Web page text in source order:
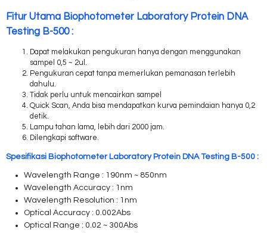
Fitur Utama Biophotometer Laboratory Protein DNA
Testing B-500 :
Dapat melakukan pengukuran hanya dengan menggunakan
sampel
0,5 ~ 2ul.
Pengukuran cepat tanpa memerlukan pemanasan terlebih
dahulu.
Tidak perlu untuk mencairkan sampel
Quick Scan, Anda bisa mendapatkan kurva pemindaian hanya 0,2
detik.
Lampu tahan lama, lebih dari 2000 jam.
Dilengkapi software.
Spesifikasi Biophotometer Laboratory Protein DNA Testing B-500 :
Wavelength Range : 190nm ~ 850nm
Wavelength Accuracy : 1nm
Wavelength Resolution : 1nm
Optical Accuracy : 0.002Abs
Optical Range : 0.02 ~ 300Abs